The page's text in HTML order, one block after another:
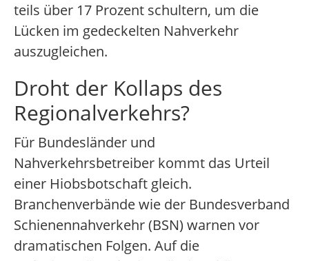
teils über 17 Prozent schultern, um die
Lücken im gedeckelten Nahverkehr
auszugleichen.
Droht der Kollaps des
Regionalverkehrs?
Für Bundesländer und
Nahverkehrsbetreiber kommt das Urteil
einer Hiobsbotschaft gleich.
Branchenverbände wie der Bundesverband
Schienennahverkehr (BSN) warnen vor
dramatischen Folgen. Auf die